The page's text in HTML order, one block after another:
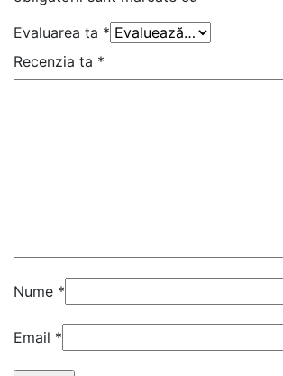
Evaluarea ta *
Recenzia ta *
Nume *
Email *